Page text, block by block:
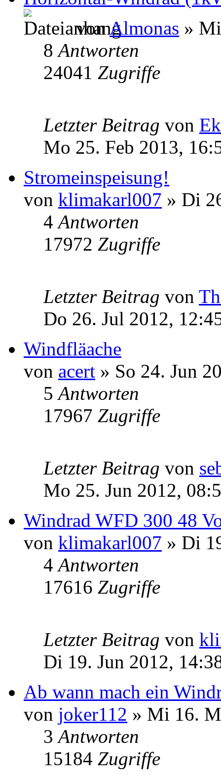
vonAlmonas »
8Antworten
24041 Zugriffe
Letzter Beitrag von
Mo 25. Feb 2013,
Stromeinspeisung!
von klimakarl007 » Di
4Antworten
17972 Zugriffe
Letzter Beitrag von
Do 26. Jul 2012,
Windfläache
von acert » So 24. Jun
5Antworten
17967 Zugriffe
Letzter Beitrag von
Mo 25. Jun 2012,
Windrad WFD 300 48
von klimakarl007 » Di
4Antworten
17616 Zugriffe
Letzter Beitrag von
Di 19. Jun 2012,
Ab wann mach ein
von joker112 » Mi 16.
3Antworten
15184 Zugriffe